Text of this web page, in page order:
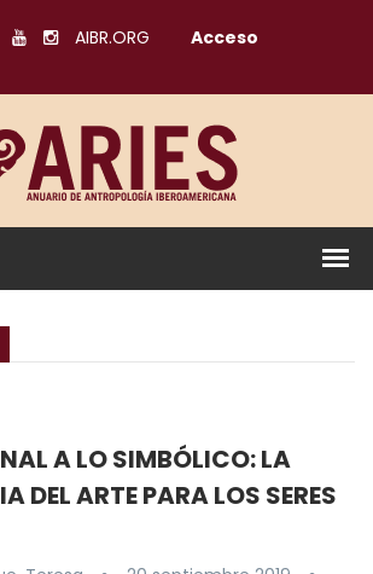
AIBR.ORG Acceso
A LO SIMBÓLICO: LA
DEL ARTE PARA LOS SERES